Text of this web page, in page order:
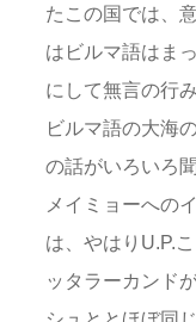
たこの国では、
はビルマ語はま
にして無言の行
ビルマ語の大海
の話がいろいろ
メイミョーへの
は、やはりU.P.
ッタラーカンド